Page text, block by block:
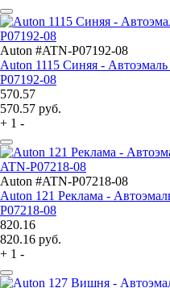
Auton #ATN-P07192-08
Auton 1115 Синяя -
P07192-08
570.57
570.57 руб.
+ 1 -
Auton #ATN-P07218-08
Auton 121 Реклама -
P07218-08
820.16
820.16 руб.
+ 1 -